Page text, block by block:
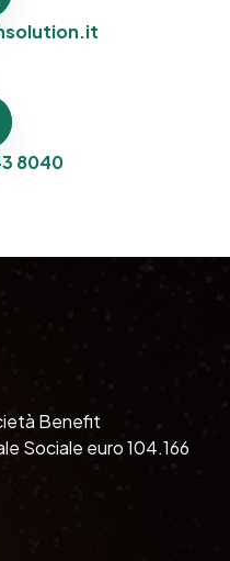
8040
Benefit
Sociale euro 104.166